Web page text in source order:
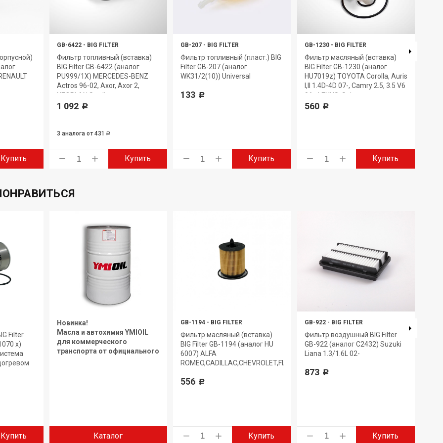
Купить
GB-6422 - BIG FILTER
Фильтр топливный (вставка)
BIG Filter GB-6422 (аналог
PU999/1X) MERCEDES-BENZ
Actros 96-02, Axor, Axor 2,
NEOPLAN Starliner
1 092 Р
3 аналога от 431 Р
Купить
GB-207 - BIG FILTER
Фильтр топливный (пласт.) BIG
Filter GB-207 (аналог
WK31/2(10)) Universal
133 Р
Купить
GB-1230 - BIG FILTER
Фильтр масляный (вставка)
BIG Filter GB-1230 (аналог
HU7019z) TOYOTA Corolla, Auris
I,II 1.4D-4D 07-, Camry 2.5, 3.5 V6
06-, LEXUS, Subaru
560 Р
Купить
Filter
x)
Купить
Новинка!
Масла и автохимия YMIOIL
для коммерческого
транспорта от официального
Каталог
GB-1194 - BIG FILTER
Фильтр масляный (вставка)
BIG Filter GB-1194 (аналог HU
6007) ALFA
556 Р
Купить
GB-922 - BIG FILTER
Фильтр воздушный BIG Filter
GB-922 (аналог C2432) Suzuki
Liana 1.3/1.6L 02-
873 Р
Купить